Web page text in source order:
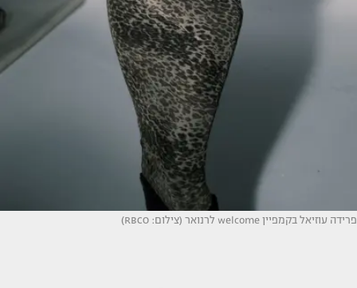
פרידה עוזיאל בקמפיין welcome לרנואר (צילום: RBCO)